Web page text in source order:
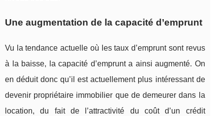
Une augmentation de la capacité d’emprunt
Vu la tendance actuelle où les taux d’emprunt sont revus
à la baisse, la capacité d’emprunt a ainsi augmenté. On
en déduit donc qu’il est actuellement plus intéressant de
devenir propriétaire immobilier que de demeurer dans la
location, du fait de l’attractivité du coût d’un crédit